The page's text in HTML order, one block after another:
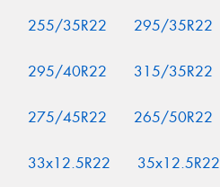
255/35R22 295/35R22
295/40R22 315/35R22
275/45R22 265/50R22
33x12.5R22 35x12.5R22